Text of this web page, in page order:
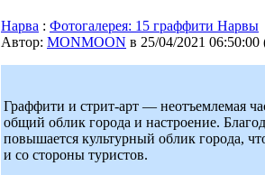
Нарва : Фотогалерея: 15 граффити Нарвы
Автор: MONMOON в 25/04/2021 06:50:00
Граффити и стрит-арт — неотъемлемая
общий облик города и настроение.
повышается культурный облик города,
и со стороны туристов.